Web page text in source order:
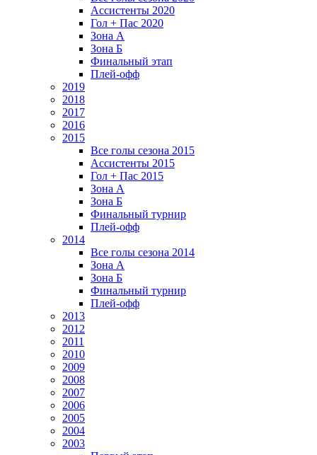
Ассистенты 2020
Гол + Пас 2020
Зона А
Зона Б
Финальный этап
Плей-офф
2019
2018
2017
2016
2015
Все голы сезона 2015
Ассистенты 2015
Гол + Пас 2015
Зона А
Зона Б
Финальный турнир
Плей-офф
2014
Все голы сезона 2014
Зона А
Зона Б
Финальный турнир
Плей-офф
2013
2012
2011
2010
2009
2008
2007
2006
2005
2004
2003